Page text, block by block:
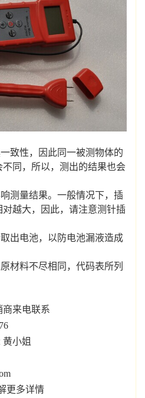
致性，因此同一被测物体的
同，所以，测出的结果也会
测量结果。一般情况下，插
越大，因此，请注意测针插
出电池，以防电池漏液造成
材料不尽相同，代码表所列
来电联系
黄小姐
更多详情